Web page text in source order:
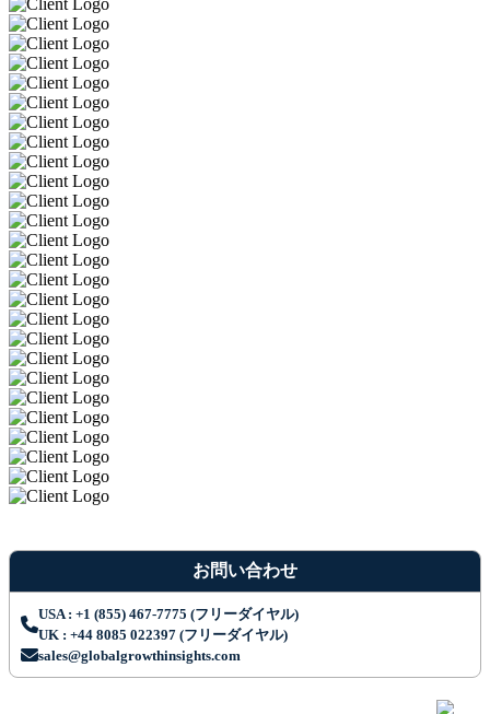
お問い合わせ
USA : +1 (855) 467-7775 (フリーダイヤル)
UK : +44 8085 022397 (フリーダイヤル)
sales@globalgrowthinsights.com